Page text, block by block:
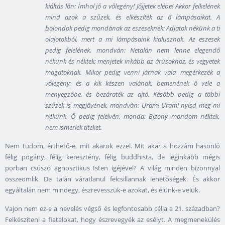
kiáltás lőn: Ímhol jő a vőlegény! Jőjjetek elébe! Akkor felkelének
mind azok a szűzek, és elkészíték az ő lámpásaikat. A
bolondok pedig mondának az eszeseknek: Adjatok nékünk a ti
olajotokból, mert a mi lámpásaink kialusznak. Az eszesek
pedig felelének, mondván: Netalán nem lenne elegendő
nékünk és néktek; menjetek inkább az árúsokhoz, és vegyetek
magatoknak. Mikor pedig venni járnak vala, megérkezék a
vőlegény; és a kik készen valának, bemenének ő vele a
menyegzőbe, és bezáraték az ajtó. Később pedig a többi
szűzek is megjövének, mondván: Uram! Uram! nyisd meg mi
nékünk. Ő pedig felelvén, monda: Bizony mondom néktek,
nem ismerlek titeket.
Nem tudom, érthető-e, mit akarok ezzel. Mit akar a hozzám hasonló
félig pogány, félig keresztény, félig buddhista, de leginkább mégis
porban csúszó agnosztikus Isten igéjével? A világ minden bizonnyal
összeomlik. De talán váratlanul felcsillannak lehetőségek. És akkor
egyáltalán nem mindegy, észrevesszük-e azokat, és élünk-e velük.
Vajon nem ez-e a nevelés végső és legfontosabb célja a 21. században?
Felkészíteni a fiatalokat, hogy észrevegyék az esélyt. A megmenekülés